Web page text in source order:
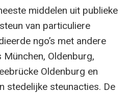
middelen uit publieke
van particuliere
ngo’s met andere
Oldenburg,
Oldenburg en
stedelijke steunacties. De